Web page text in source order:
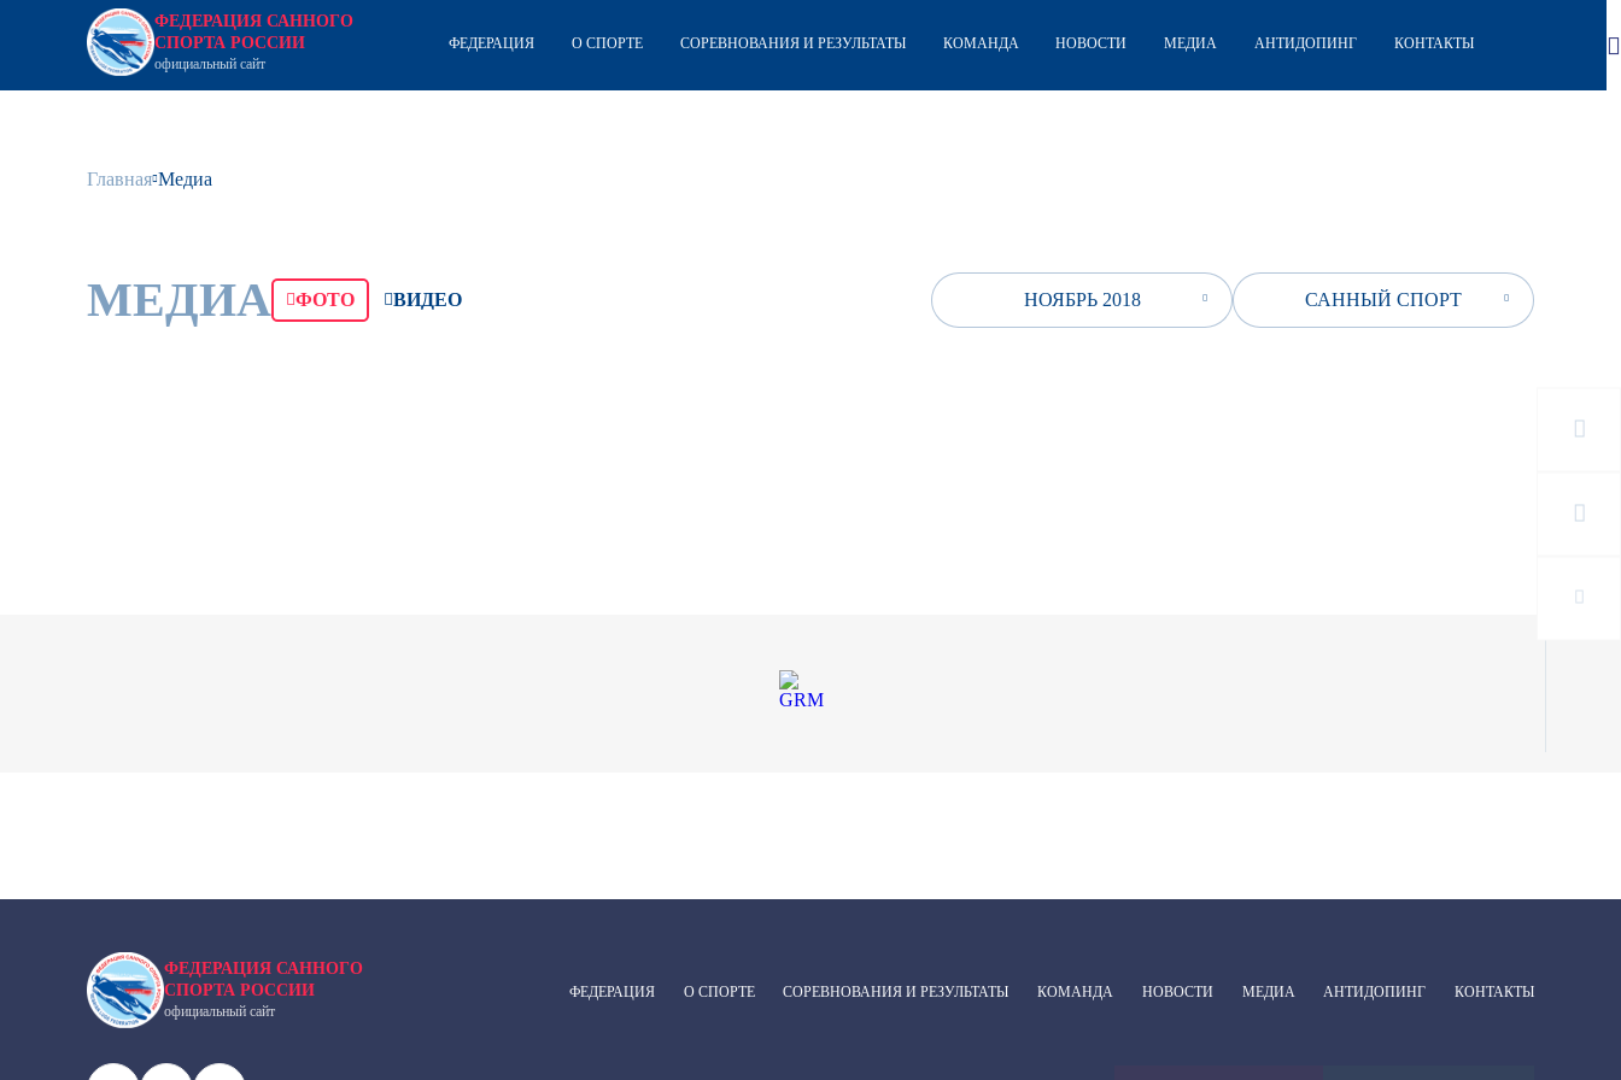
ФЕДЕРАЦИЯ САННОГО
СПОРТА РОССИИ
официальный сайт
ФЕДЕРАЦИЯ О СПОРТЕ СОРЕВНОВАНИЯ И РЕЗУЛЬТАТЫ КОМАНДА НОВОСТИ МЕДИА АНТИДОПИНГ КОНТАКТЫ
Главная Медиа
МЕДИА ФОТО ВИДЕО НОЯБРЬ 2018 САННЫЙ СПОРТ
ФЕДЕРАЦИЯ САННОГО
СПОРТА РОССИИ
официальный сайт
ФЕДЕРАЦИЯ О СПОРТЕ СОРЕВНОВАНИЯ И РЕЗУЛЬТАТЫ КОМАНДА НОВОСТИ МЕДИА АНТИДОПИНГ КОНТАКТЫ